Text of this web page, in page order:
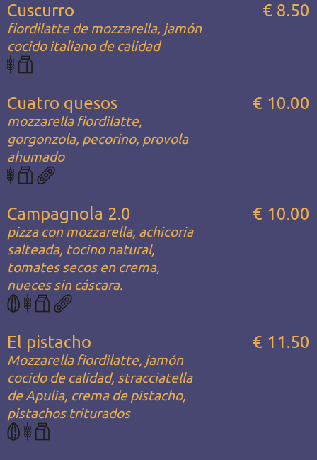
Cuscurro
fiordilatte de mozzarella, jamón
cocido italiano de calidad
€ 8.50
Cuatro quesos
mozzarella fiordilatte,
gorgonzola, pecorino, provola
ahumado
€ 10.00
Campagnola 2.0
pizza con mozzarella, achicoria
salteada, tocino natural,
tomates secos en crema,
nueces sin cáscara.
€ 10.00
El pistacho
Mozzarella fiordilatte, jamón
cocido de calidad, stracciatella
de Apulia, crema de pistacho,
pistachos triturados
€ 11.50